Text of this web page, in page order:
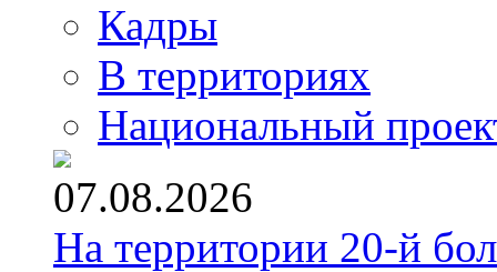
Кадры
В территориях
Национальный
07.08.2026
На территории 20-й